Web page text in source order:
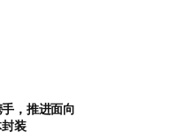
，推进面向
装